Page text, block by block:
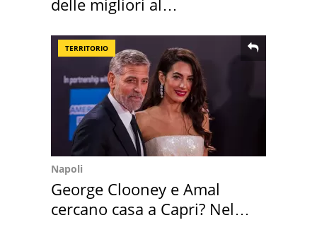
TERRITORIO
Napoli
George Clooney e Amal
cercano casa a Capri? Nel